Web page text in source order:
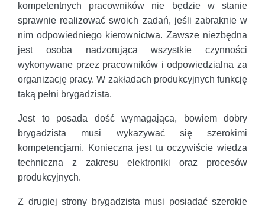
kompetentnych pracowników nie będzie w stanie
sprawnie realizować swoich zadań, jeśli zabraknie w
nim odpowiedniego kierownictwa. Zawsze niezbędna
jest osoba nadzorująca wszystkie czynności
wykonywane przez pracowników i odpowiedzialna za
organizację pracy. W zakładach produkcyjnych funkcję
taką pełni brygadzista.
Jest to posada dość wymagająca, bowiem dobry
brygadzista musi wykazywać się szerokimi
kompetencjami. Konieczna jest tu oczywiście wiedza
techniczna z zakresu elektroniki oraz procesów
produkcyjnych.
Z drugiej strony brygadzista musi posiadać szerokie